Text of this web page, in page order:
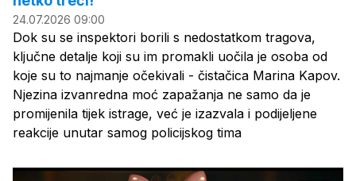
24.07.2026 09:00
Dok su se inspektori borili s nedostatkom tragova,
ključne detalje koji su im promakli uočila je osoba od
koje su to najmanje očekivali - čistačica Marina Kapov.
Njezina izvanredna moć zapažanja ne samo da je
promijenila tijek istrage, već je izazvala i podijeljene
reakcije unutar samog policijskog tima